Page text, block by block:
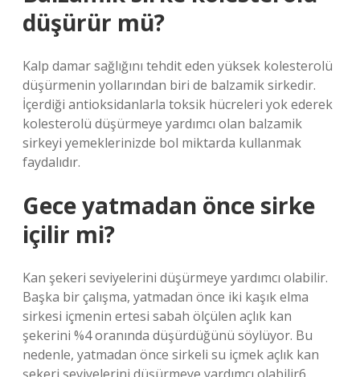
düşürür mü?
Kalp damar sağlığını tehdit eden yüksek kolesterolü
düşürmenin yollarından biri de balzamik sirkedir.
İçerdiği antioksidanlarla toksik hücreleri yok ederek
kolesterolü düşürmeye yardımcı olan balzamik
sirkeyi yemeklerinizde bol miktarda kullanmak
faydalıdır.
Gece yatmadan önce sirke
içilir mi?
Kan şekeri seviyelerini düşürmeye yardımcı olabilir.
Başka bir çalışma, yatmadan önce iki kaşık elma
sirkesi içmenin ertesi sabah ölçülen açlık kan
şekerini %4 oranında düşürdüğünü söylüyor. Bu
nedenle, yatmadan önce sirkeli su içmek açlık kan